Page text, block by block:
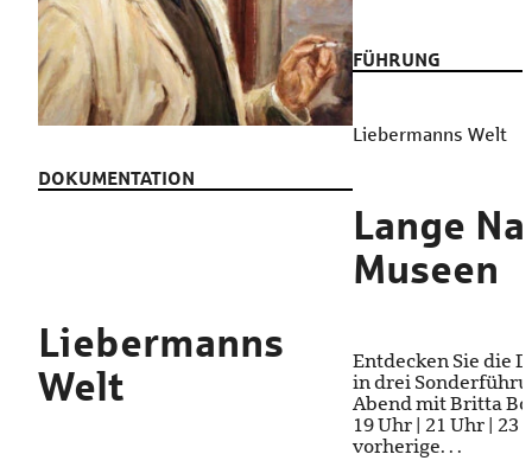
DOKUMENTATION
Liebermanns
Welt
FÜHRUNG
Liebermanns Welt
Lange
Museen
Entdecken Sie die
in drei
Abend mit Britta
19 Uhr | 21 Uhr | 23
vorherige. . .